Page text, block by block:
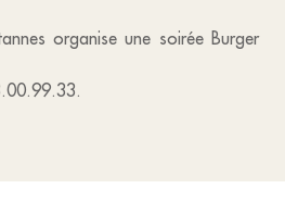
organise une soirée Burger